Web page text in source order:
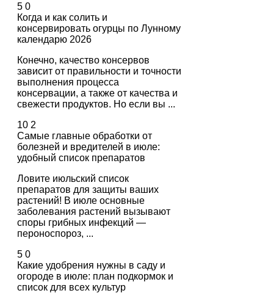
5 0
Когда и как солить и
консервировать огурцы по Лунному
календарю 2026
Конечно, качество консервов
зависит от правильности и точности
выполнения процесса
консервации, а также от качества и
свежести продуктов. Но если вы ...
10 2
Самые главные обработки от
болезней и вредителей в июле:
удобный список препаратов
Ловите июльский список
препаратов для защиты ваших
растений! В июле основные
заболевания растений вызывают
споры грибных инфекций —
пероноспороз, ...
5 0
Какие удобрения нужны в саду и
огороде в июле: план подкормок и
список для всех культур